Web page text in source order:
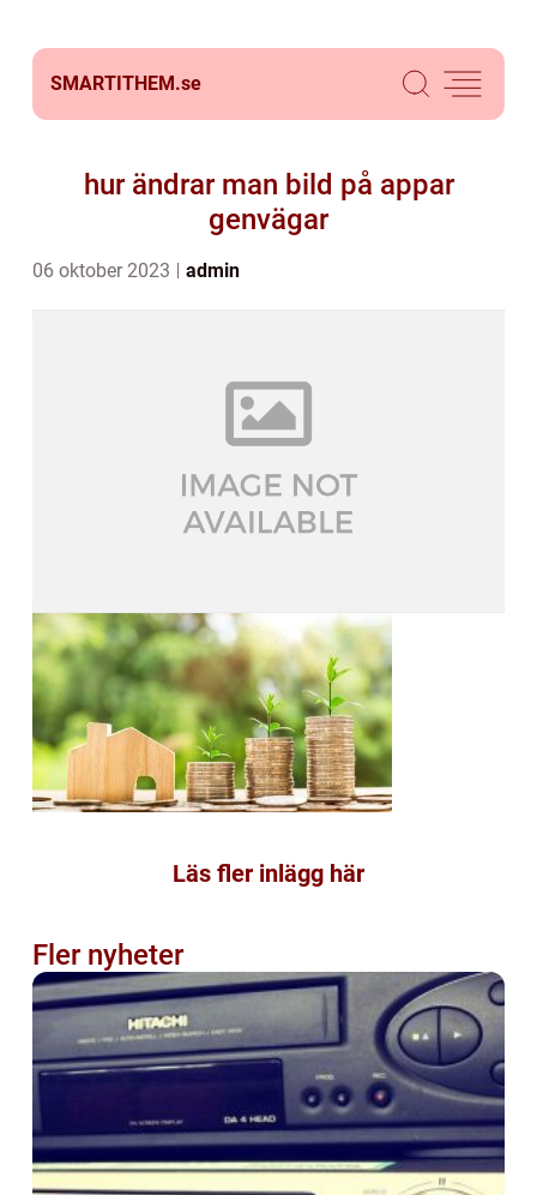
SMARTITHEM.se
hur ändrar man bild på appar
genvägar
06 oktober 2023 admin
Läs fler inlägg här
Fler nyheter